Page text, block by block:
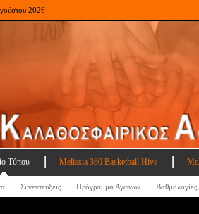
2026
Τύπου Melissia 360 Basketball Hive
Συνεντεύξεις Πρόγραμμα Αγώνων Βαθμολογίες